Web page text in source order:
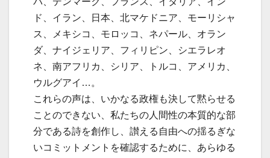
ド、イラン、日本、北マケドニア、モーリシャ
ス、メキシコ、モロッコ、ネパール、オラン
ダ、ナイジェリア、フィリピン、シエラレオ
ネ、南アフリカ、シリア、トルコ、アメリカ、
ウルグアイ…。
これらの声は、いかなる政権も決して黙らせる
ことのできない、私たちの人間性の本質的な部
分である詩を創作し、讃える自由への揺るぎな
いコミットメントを確認するために、あらゆる